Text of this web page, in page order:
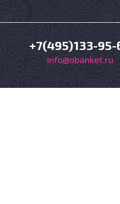
+7(495)133-95-
info@obanket.ru